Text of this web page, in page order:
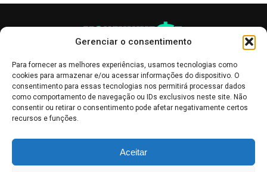
Gerenciar o consentimento
Para fornecer as melhores experiências, usamos tecnologias como
cookies para armazenar e/ou acessar informações do dispositivo. O
consentimento para essas tecnologias nos permitirá processar dados
como comportamento de navegação ou IDs exclusivos neste site. Não
consentir ou retirar o consentimento pode afetar negativamente certos
recursos e funções.
Aceitar
informativo, servindo como boletins de divulgação, e não devem ser
interpretadas como recomendações de investimento.Leia mais